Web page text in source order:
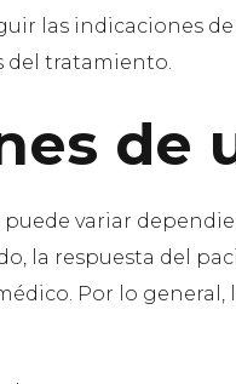
las indicaciones
del tratamiento.
de
variar
la respuesta del
Por lo